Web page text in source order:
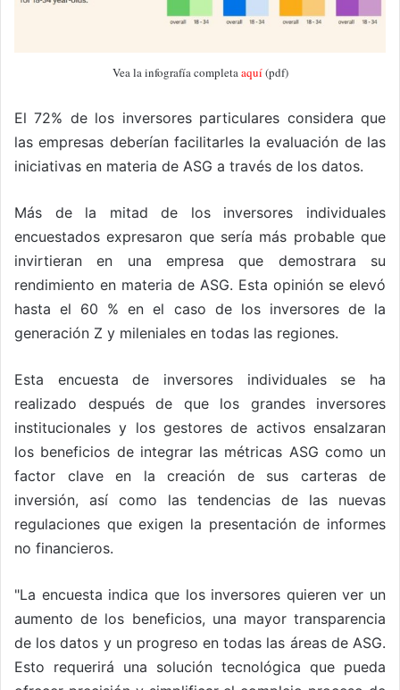
Vea la infografía completaaquí(pdf)
El 72% de los inversores particulares considera que
las empresas deberían facilitarles la evaluación de las
iniciativas en materia de ASG a través de los datos.
Más de la mitad de los inversores individuales
encuestados expresaron que sería más probable que
invirtieran en una empresa que demostrara su
rendimiento en materia de ASG. Esta opinión se elevó
hasta el 60 % en el caso de los inversores de la
generación Z y mileniales en todas las regiones.
Esta encuesta de inversores individuales se ha
realizado después de que los grandes inversores
institucionales y los gestores de activos ensalzaran
los beneficios de integrar las métricas ASG como un
factor clave en la creación de sus carteras de
inversión, así como las tendencias de las nuevas
regulaciones que exigen la presentación de informes
no financieros.
"La encuesta indica que los inversores quieren ver un
aumento de los beneficios, una mayor transparencia
de los datos y un progreso en todas las áreas de ASG.
Esto requerirá una solución tecnológica que pueda